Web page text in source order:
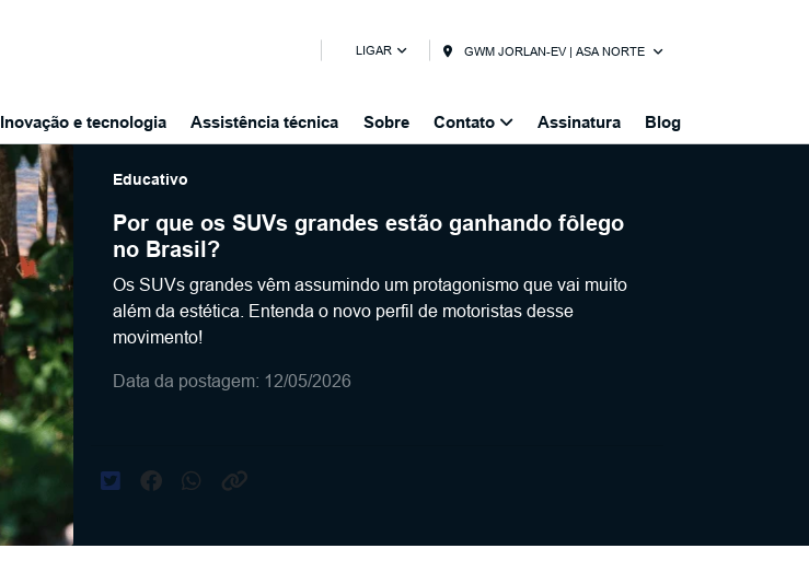
LIGAR GWM JORLAN-EV | ASA NORTE
Inovação e tecnologia Assistência técnica Sobre Contato Assinatura Blog
Educativo
Por que os SUVs grandes estão ganhando fôlego
no Brasil?
Os SUVs grandes vêm assumindo um protagonismo que vai muito
além da estética. Entenda o novo perfil de motoristas desse
movimento!
Data da postagem: 12/05/2026